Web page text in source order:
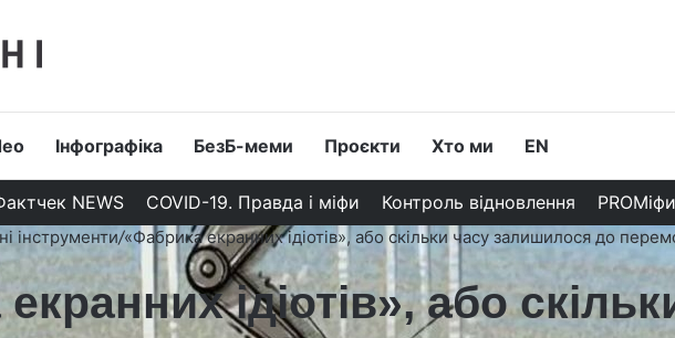
Інфографіка БезБ-меми Проєкти Хто ми EN
NEWS COVID-19. Правда і міфи Контроль відновлення PROМіфи
інструменти/«Фабрика екранних ідіотів», або скільки часу залишилося до
ідіотів», або